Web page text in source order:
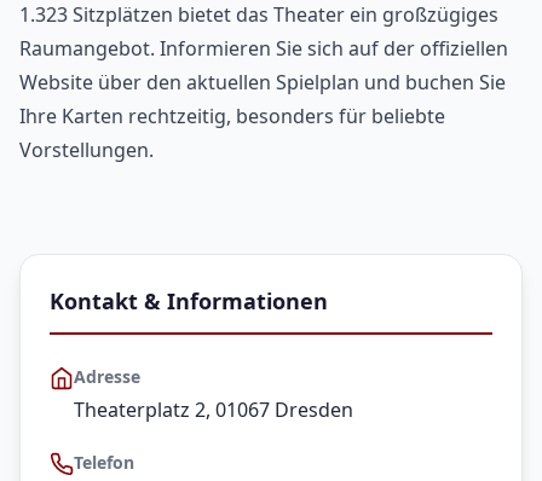
1.323 Sitzplätzen bietet das Theater ein großzügiges
Raumangebot. Informieren Sie sich auf der offiziellen
Website über den aktuellen Spielplan und buchen Sie
Ihre Karten rechtzeitig, besonders für beliebte
Vorstellungen.
Kontakt & Informationen
Adresse
Theaterplatz 2, 01067 Dresden
Telefon